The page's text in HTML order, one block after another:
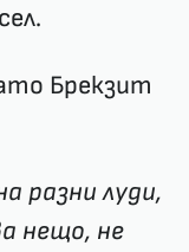
Брекзит
разни луди,
нещо, не